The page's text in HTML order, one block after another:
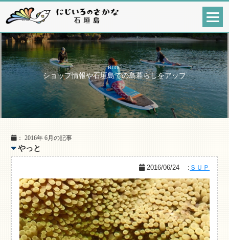
BLOG
ショップ情報や石垣島での島暮らしをアップ
： 2016年 6月の記事
やっと
2016/06/24 : ＳＵＰ